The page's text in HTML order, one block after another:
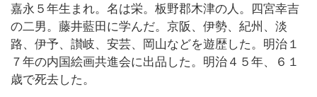
嘉永５年生まれ。名は栄。板野郡木津の人。四宮幸吉
の二男。藤井藍田に学んだ。京阪、伊勢、紀州、淡
路、伊予、讃岐、安芸、岡山などを遊歴した。明治１
７年の内国絵画共進会に出品した。明治４５年、６１
歳で死去した。